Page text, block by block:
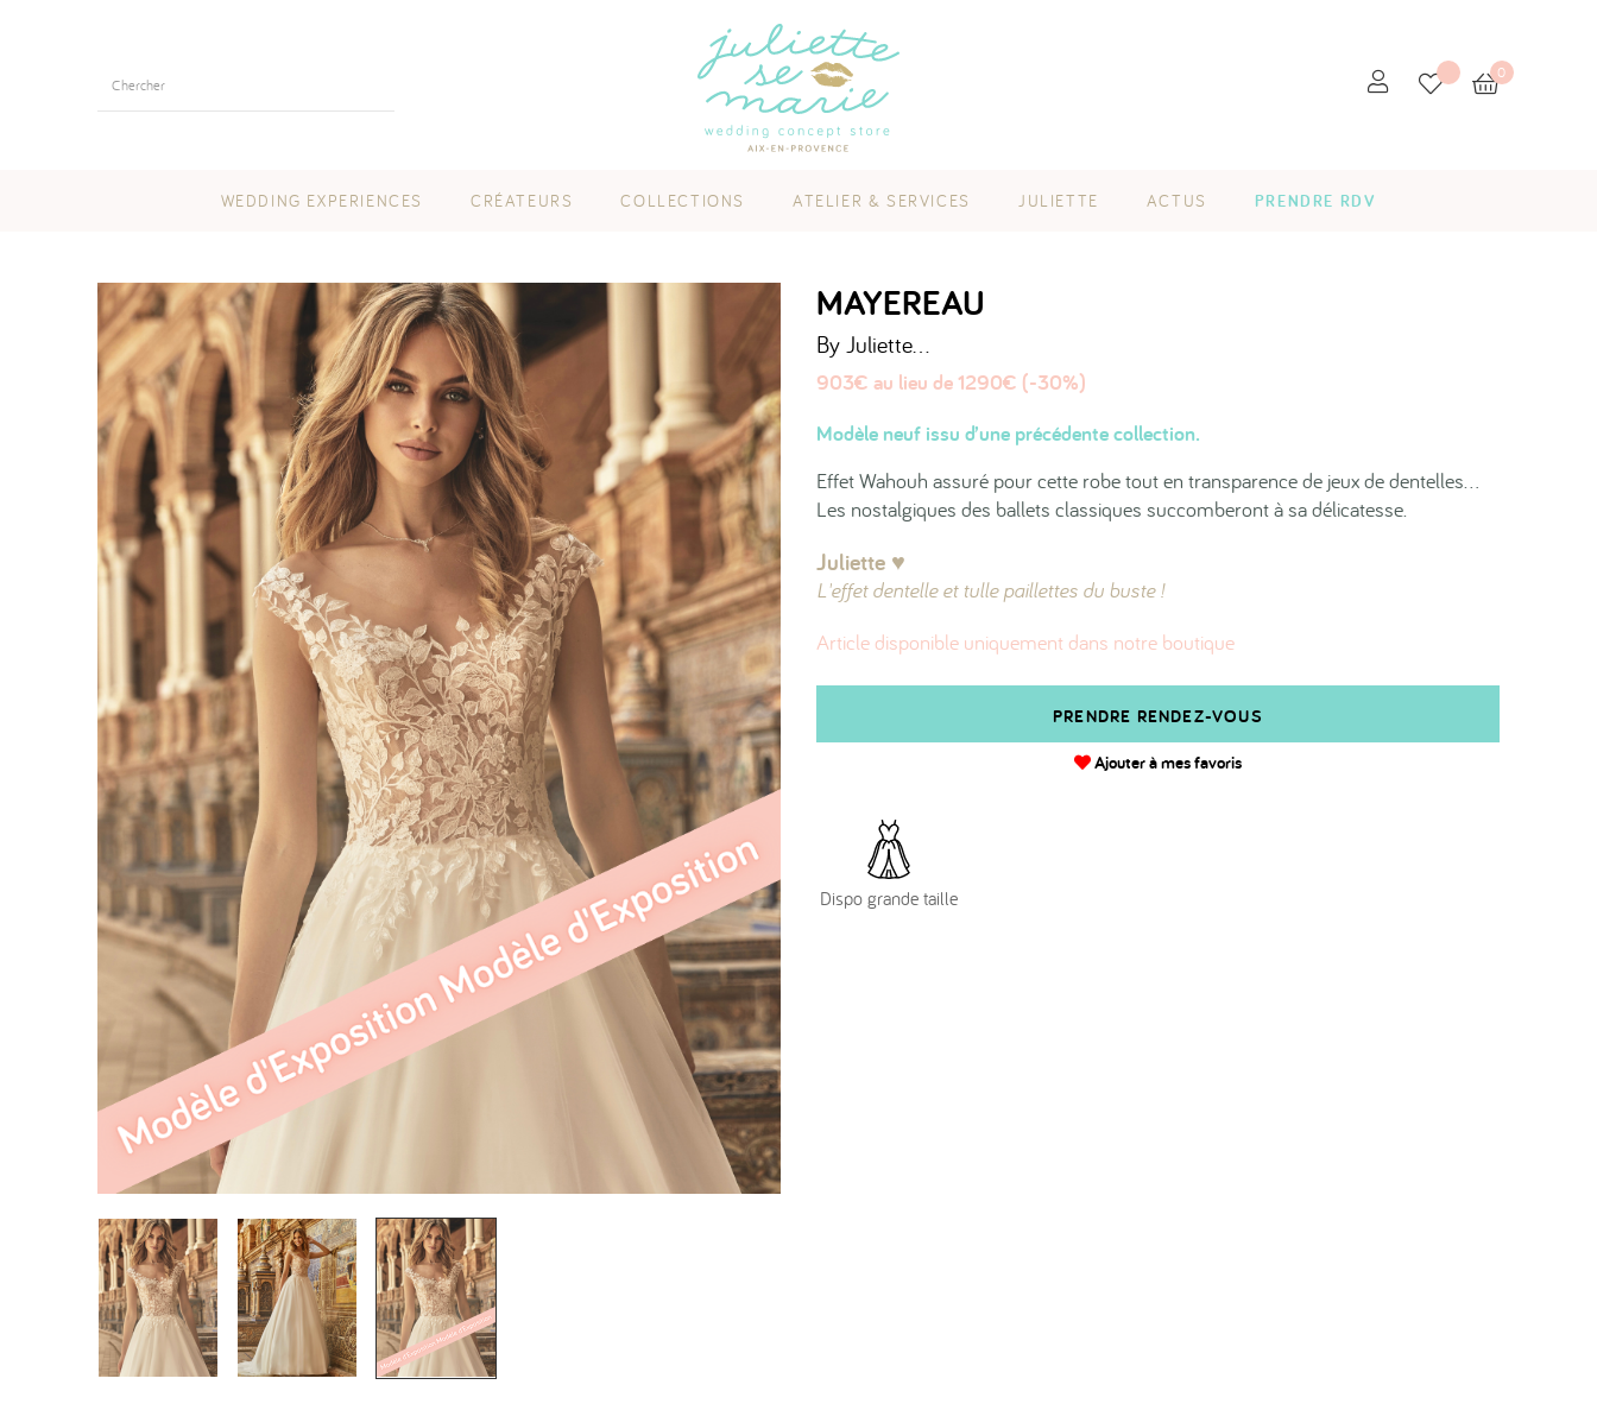
0
WEDDING EXPERIENCES CRÉATEURS COLLECTIONS ATELIER & SERVICES JULIETTE ACTUS PRENDRE RDV
MAYEREAU
By Juliette...
903€ au lieu de 1290€ (-30%)
Modèle neuf issu d’une précédente collection.
Effet Wahouh assuré pour cette robe tout en transparence de jeux de dentelles...
Les nostalgiques des ballets classiques succomberont à sa délicatesse.
Juliette ♥︎
L'effet dentelle et tulle paillettes du buste !
Article disponible uniquement dans notre boutique
PRENDRE RENDEZ-VOUS
Ajouter à mes favoris
Dispo grande taille